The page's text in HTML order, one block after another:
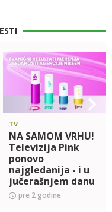
TV
NA SAMOM VRHU!
Televizija Pink
ponovo
najgledanija - i u
jučerašnjem danu
ISPRED
KONKURENCIJE
pre 2 godine